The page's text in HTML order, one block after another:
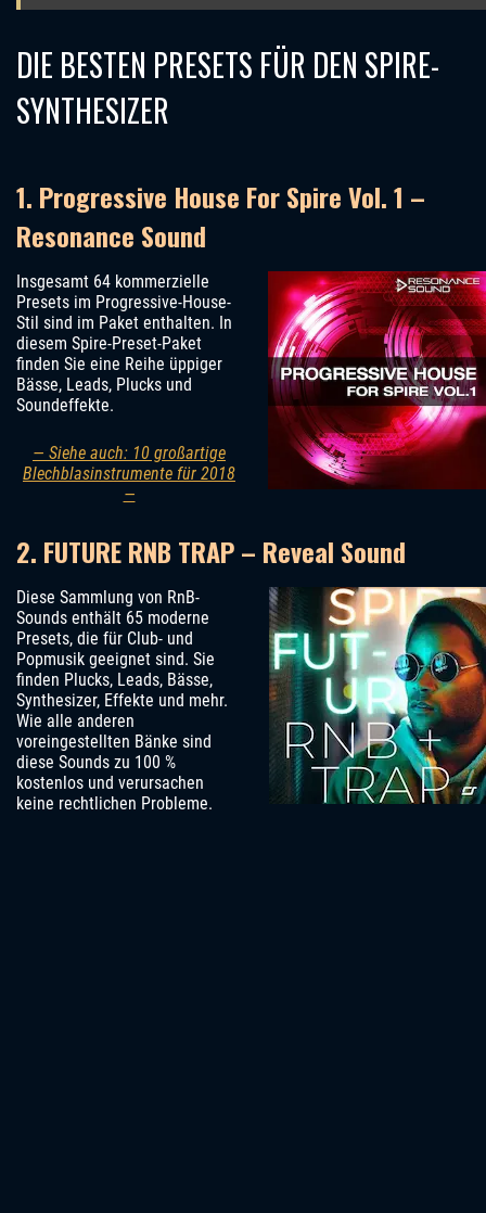
DIE BESTEN PRESETS FÜR DEN SPIRE-
SYNTHESIZER
1. Progressive House For Spire Vol. 1 –
Resonance Sound
Insgesamt 64 kommerzielle
Presets im Progressive-House-
Stil sind im Paket enthalten. In
diesem Spire-Preset-Paket
finden Sie eine Reihe üppiger
Bässe, Leads, Plucks und
Soundeffekte.
— Siehe auch: 10 großartige
Blechblasinstrumente für 2018
—
2. FUTURE RNB TRAP – Reveal Sound
Diese Sammlung von RnB-
Sounds enthält 65 moderne
Presets, die für Club- und
Popmusik geeignet sind. Sie
finden Plucks, Leads, Bässe,
Synthesizer, Effekte und mehr.
Wie alle anderen
voreingestellten Bänke sind
diese Sounds zu 100 %
kostenlos und verursachen
keine rechtlichen Probleme.